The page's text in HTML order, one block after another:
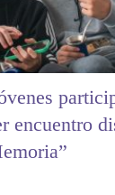
encuentro